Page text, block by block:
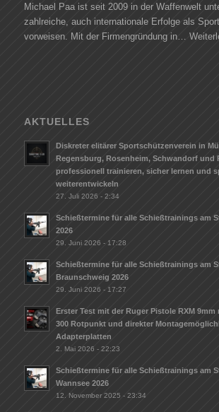
Michael Paa ist seit 2009 in der Waffenwelt
zahlreiche, auch internationale Erfolge als
vorweisen. Mit der Firmengründung in…
AKTUELLES
Diskreter elitärer Sportschützenverein in
Regensburg, Rosenheim, Schwandorf und
professionell trainieren, sicher lernen und
weiterentwickeln
27. Juli 2026 - 2:34
Schießtermine für alle Schießtrainings am
2026
29. Juni 2026 - 17:28
Schießtermine für alle Schießtrainings am
Braunschweig 2026
29. Juni 2026 - 17:27
Erster Test mit der Ruger Pistole RXM 9mm
300 Rotpunkt und direkter
Adapterplatten
2. Mai 2026 - 22:23
Schießtermine für alle Schießtrainings am
Wannsee 2026
12. November 2025 - 23:34